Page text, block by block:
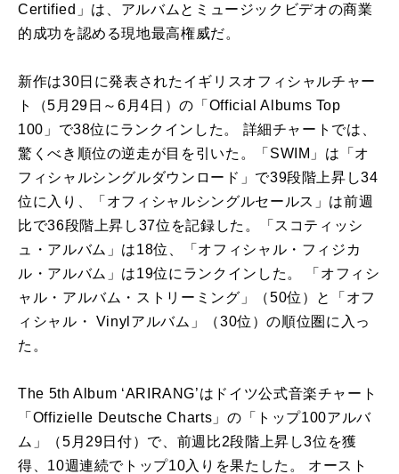
Certified」は、アルバムとミュージックビデオの商業
的成功を認める現地最高権威だ。
新作は30日に発表されたイギリスオフィシャルチャー
ト（5月29日～6月4日）の「Official Albums Top
100」で38位にランクインした。 詳細チャートでは、
驚くべき順位の逆走が目を引いた。「SWIM」は「オ
フィシャルシングルダウンロード」で39段階上昇し34
位に入り、「オフィシャルシングルセールス」は前週
比で36段階上昇し37位を記録した。「スコティッシ
ュ・アルバム」は18位、「オフィシャル・フィジカ
ル・アルバム」は19位にランクインした。 「オフィシ
ャル・アルバム・ストリーミング」（50位）と「オフ
ィシャル・ Vinylアルバム」（30位）の順位圏に入っ
た。
The 5th Album ‘ARIRANG’はドイツ公式音楽チャート
「Offizielle Deutsche Charts」の「トップ100アルバ
ム」（5月29日付）で、前週比2段階上昇し3位を獲
得、10週連続でトップ10入りを果たした。 オースト